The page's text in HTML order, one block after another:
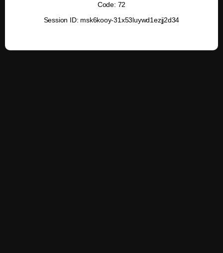
Code: 72
Session ID: msk6kooy-31x53luywd1ezjj2d34